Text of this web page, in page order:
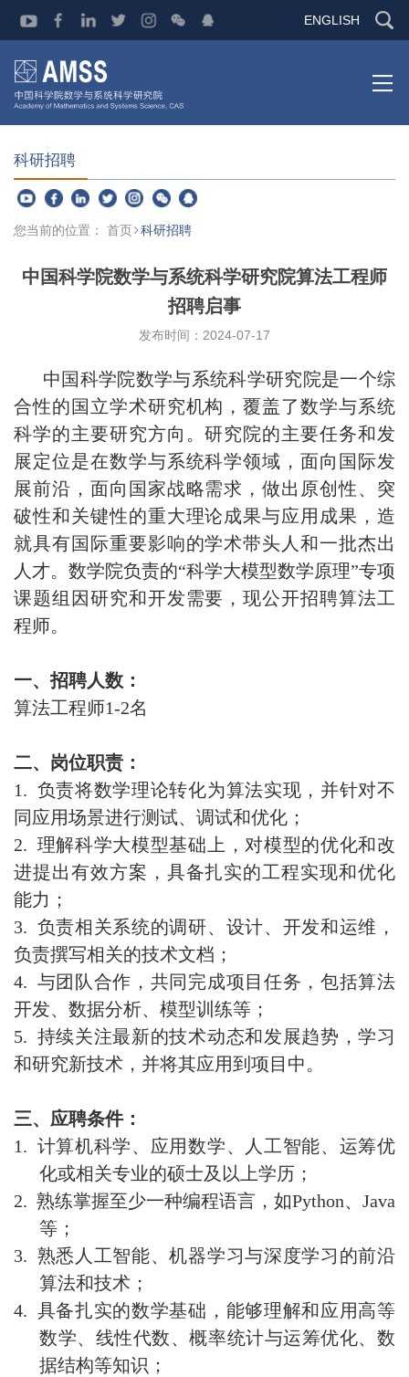
ENGLISH
科研招聘
您当前的位置： 首页 科研招聘
中国科学院数学与系统科学研究院算法工程师
招聘启事
发布时间：2024-07-17
中国科学院数学与系统科学研究院是一个综
合性的国立学术研究机构，覆盖了数学与系统
科学的主要研究方向。研究院的主要任务和发
展定位是在数学与系统科学领域，面向国际发
展前沿，面向国家战略需求，做出原创性、突
破性和关键性的重大理论成果与应用成果，造
就具有国际重要影响的学术带头人和一批杰出
人才。数学院负责的“科学大模型数学原理”专项
课题组因研究和开发需要，现公开招聘算法工
程师。
一、 招聘人数：
算法工程师1-2名
二、岗位职责：
1. 负责将数学理论转化为算法实现，并针对不
同应用场景进行测试、调试和优化；
2. 理解科学大模型基础上，对模型的优化和改
进提出有效方案，具备扎实的工程实现和优化
能力；
3. 负责相关系统的调研、设计、开发和运维，
负责撰写相关的技术文档；
4. 与团队合作，共同完成项目任务，包括算法
开发、数据分析、模型训练等；
5. 持续关注最新的技术动态和发展趋势，学习
和研究新技术，并将其应用到项目中。
三、应聘条件：
1. 计算机科学、应用数学、人工智能、运筹优
化或相关专业的硕士及以上学历；
2. 熟练掌握至少一种编程语言，如Python、Java
等；
3. 熟悉人工智能、机器学习与深度学习的前沿
算法和技术；
4. 具备扎实的数学基础，能够理解和应用高等
数学、线性代数、概率统计与运筹优化、数
据结构等知识；